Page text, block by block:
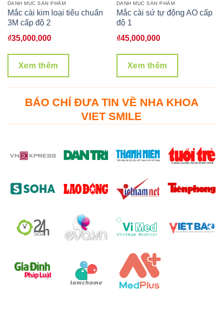
DANH MỤC SẢN PHẨM
Mắc cài kim loại tiêu chuẩn
3M cấp độ 2
₫35,000,000
Xem thêm
DANH MỤC SẢN PHẨM
Mắc cài sứ tự động AO cấp
độ 1
₫45,000,000
Xem thêm
BÁO CHÍ ĐƯA TIN VỀ NHA KHOA
VIET SMILE